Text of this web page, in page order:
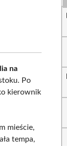
na
Po
kierownik
mieście,
tempa,